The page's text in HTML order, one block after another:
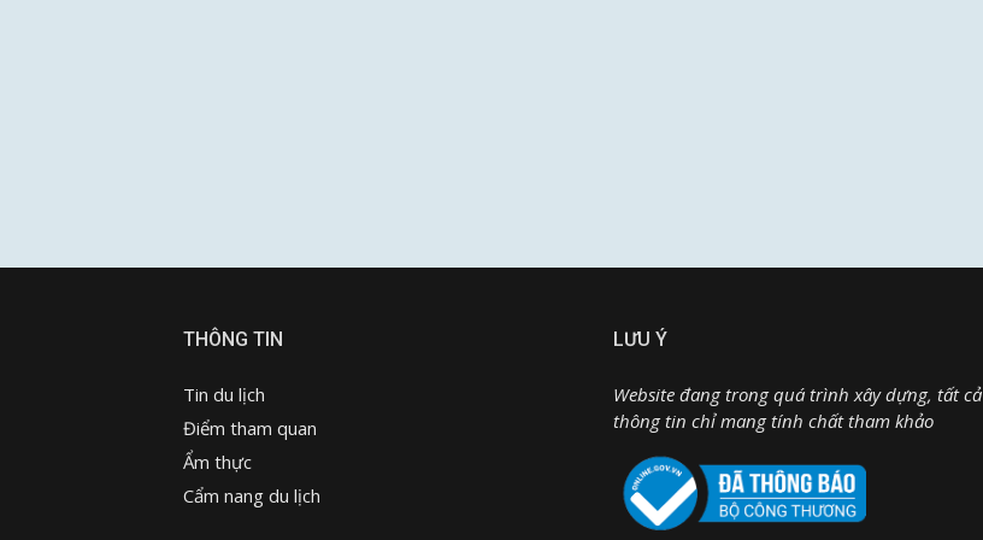
THÔNG TIN
Tin du lịch
Điểm tham quan
Ẩm thực
Cẩm nang du lịch
LƯU Ý
Website đang trong quá trình xây dựng, tất cả
thông tin chỉ mang tính chất tham khảo